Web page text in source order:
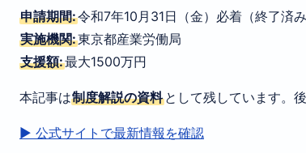
申請期間:令和7年10月31日（金）必着（終了済み
実施機関:東京都産業労働局
支援額:最大1500万円
本記事は制度解説の資料として残しています。
▶ 公式サイトで最新情報を確認